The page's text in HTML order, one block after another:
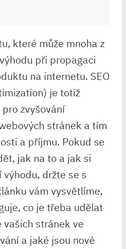
které může mnoha z
při propagaci
na internetu. SEO
je totiž
zvyšování
stránek a tím
a příjmu. Pokud se
jak na to a jak si
držte se s
vám vysvětlíme,
co je třeba udělat
vašich stránek ve
a jaké jsou nové